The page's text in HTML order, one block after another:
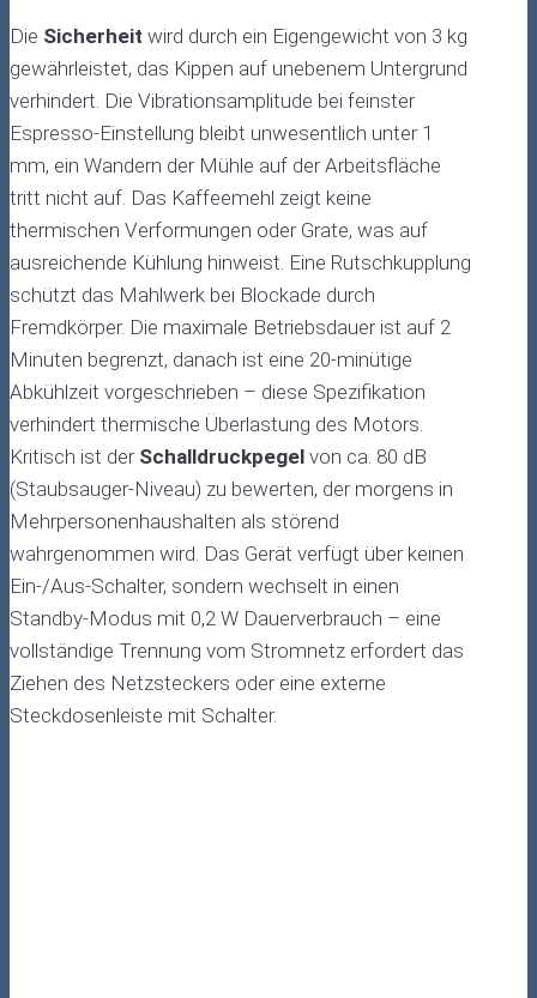
Die Sicherheit wird durch ein Eigengewicht von 3 kg
gewährleistet, das Kippen auf unebenem Untergrund
verhindert. Die Vibrationsamplitude bei feinster
Espresso-Einstellung bleibt unwesentlich unter 1
mm, ein Wandern der Mühle auf der Arbeitsfläche
tritt nicht auf. Das Kaffeemehl zeigt keine
thermischen Verformungen oder Grate, was auf
ausreichende Kühlung hinweist. Eine Rutschkupplung
schützt das Mahlwerk bei Blockade durch
Fremdkörper. Die maximale Betriebsdauer ist auf 2
Minuten begrenzt, danach ist eine 20-minütige
Abkühlzeit vorgeschrieben – diese Spezifikation
verhindert thermische Überlastung des Motors.
Kritisch ist der Schalldruckpegel von ca. 80 dB
(Staubsauger-Niveau) zu bewerten, der morgens in
Mehrpersonenhaushalten als störend
wahrgenommen wird. Das Gerät verfügt über keinen
Ein-/Aus-Schalter, sondern wechselt in einen
Standby-Modus mit 0,2 W Dauerverbrauch – eine
vollständige Trennung vom Stromnetz erfordert das
Ziehen des Netzsteckers oder eine externe
Steckdosenleiste mit Schalter.